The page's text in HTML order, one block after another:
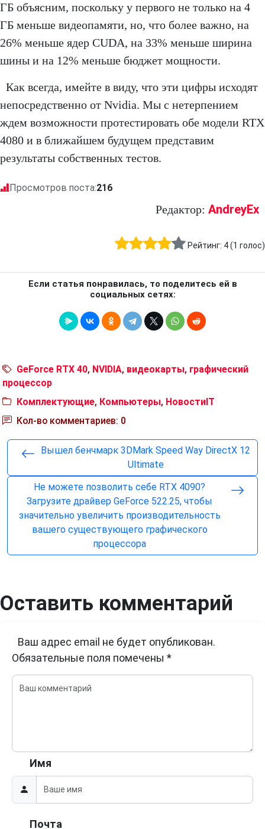
ГБ объясним, поскольку у первого не только на 4
ГБ меньше видеопамяти, но, что более важно, на
26% меньше ядер CUDA, на 33% меньше ширина
шины и на 12% меньше бюджет мощности.
Как всегда, имейте в виду, что эти цифры исходят
непосредственно от Nvidia. Мы с нетерпением
ждем возможности протестировать обе модели RTX
4080 и в ближайшем будущем представим
результаты собственных тестов.
Просмотров поста:216
Редактор: AndreyEx
Рейтинг: 4(1 голос)
Если статья понравилась, то поделитесь ей в
социальных сетях:
GeForce RTX 40, NVIDIA, видеокарты, графический
процессор
Комплектующие, Компьютеры, НовостиIT
Кол-во комментариев: 0
Вышел бенчмарк 3DMark Speed ​​Way DirectX 12
Ultimate
Не можете позволить себе RTX 4090?
Загрузите драйвер GeForce 522.25, чтобы
значительно увеличить производительность
вашего существующего графического
процессора
Оставить комментарий
Ваш адрес email не будет опубликован.
Обязательные поля помечены *
Имя
Почта